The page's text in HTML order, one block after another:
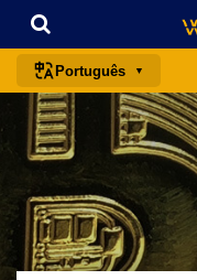
Português
português (BR)
english
español
français
italiano